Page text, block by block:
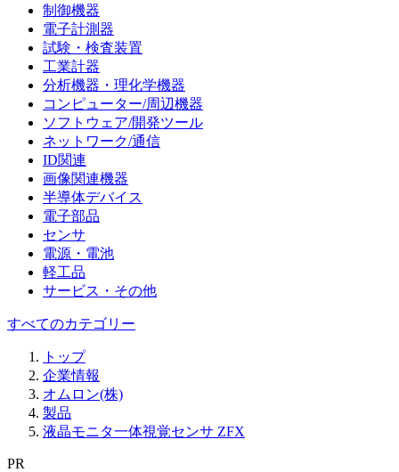
制御機器
電子計測器
試験・検査装置
工業計器
分析機器・理化学機器
コンピューター/周辺機器
ソフトウェア/開発ツール
ネットワーク/通信
ID関連
画像関連機器
半導体デバイス
電子部品
センサ
電源・電池
軽工品
サービス・その他
すべてのカテゴリー
トップ
企業情報
オムロン(株)
製品
液晶モニタ一体視覚センサ ZFX
PR